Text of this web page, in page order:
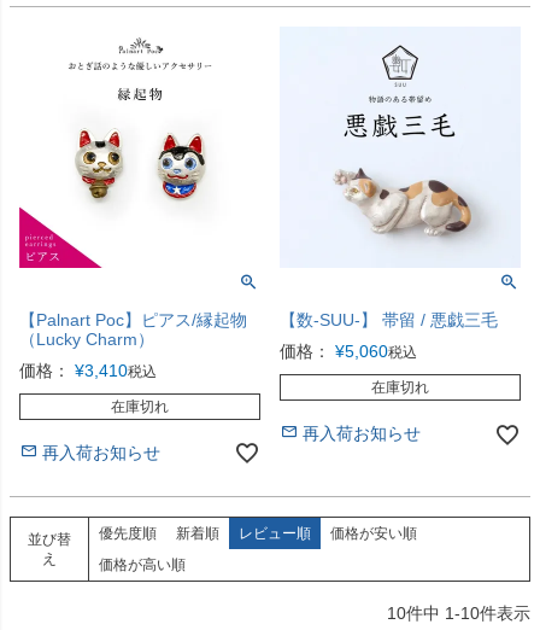
【Palnart Poc】ピアス/縁起物
（Lucky Charm）
価格：
¥3,410税込
在庫切れ
再入荷お知らせ
【数-SUU-】 帯留 / 悪戯三毛
価格：
¥5,060税込
在庫切れ
再入荷お知らせ
並び替
え
優先度順 新着順 レビュー順
価格が安い順
価格が高い順
10件中 1-10件表示